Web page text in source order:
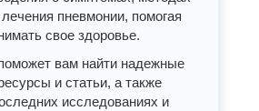
лечения пневмонии, помогая
свое здоровье.
вам найти надежные
и статьи, а также
исследованиях и